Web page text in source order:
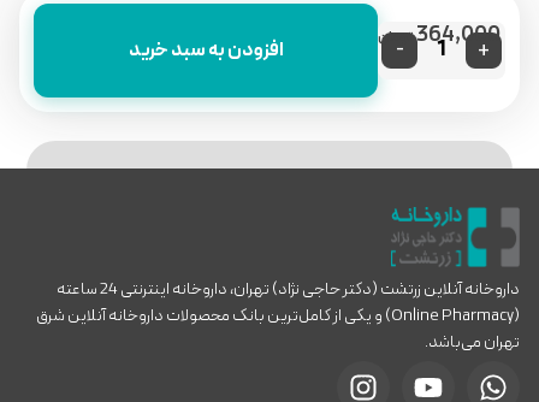
- + افزودن به سبد خرید 364,000تومان
داروخانه آنلاین زرتشت (دکتر حاجی نژاد) تهران، داروخانه اینترنتی 24 ساعته
(Online Pharmacy) و یکی از کامل‌ترین بانک محصولات داروخانه آنلاین شرق
تهران می‌باشد.